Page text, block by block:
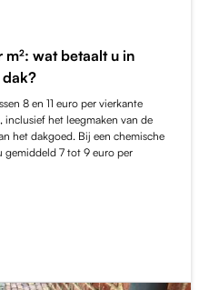
wat betaalt u in
8 en 11 euro per vierkante
het leegmaken van de
het dakgoed. Bij een chemische
gemiddeld 7 tot 9 euro per